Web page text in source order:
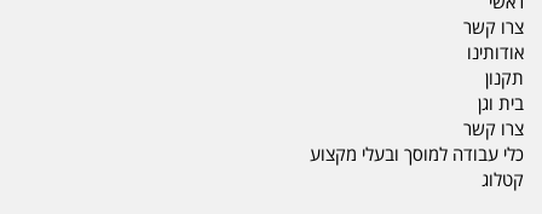
צרו קשר
אודותינו
תקנון
בית וגן
צרו קשר
כלי עבודה למוסך ובעלי מקצוע
קטלוג